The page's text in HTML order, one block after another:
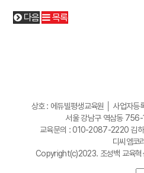
다음 목록
상호 : 에듀빌평생교육원 │ 사업자
서울 강남구 역삼동
교육문의 : 010-2087-2220 김
디씨엠코
Copyright(c)2023. 조성백 교육